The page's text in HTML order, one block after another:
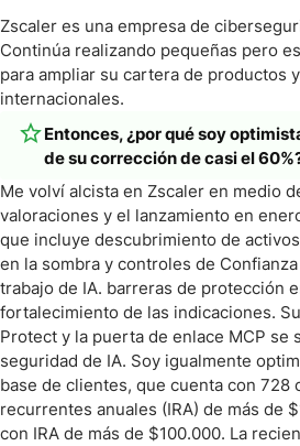
Zscaler es una empresa de
Continúa realizando pequeñas pero
para ampliar su cartera de productos
internacionales.
Entonces, ¿por qué soy
de su corrección de casi el
Me volví alcista en Zscaler en medio
valoraciones y el lanzamiento en
que incluye descubrimiento de
en la sombra y controles de
trabajo de IA. barreras de protección
fortalecimiento de las indicaciones.
Protect y la puerta de enlace MCP se
seguridad de IA. Soy igualmente
base de clientes, que cuenta con 728
recurrentes anuales (IRA) de más de
con IRA de más de $100.000. La